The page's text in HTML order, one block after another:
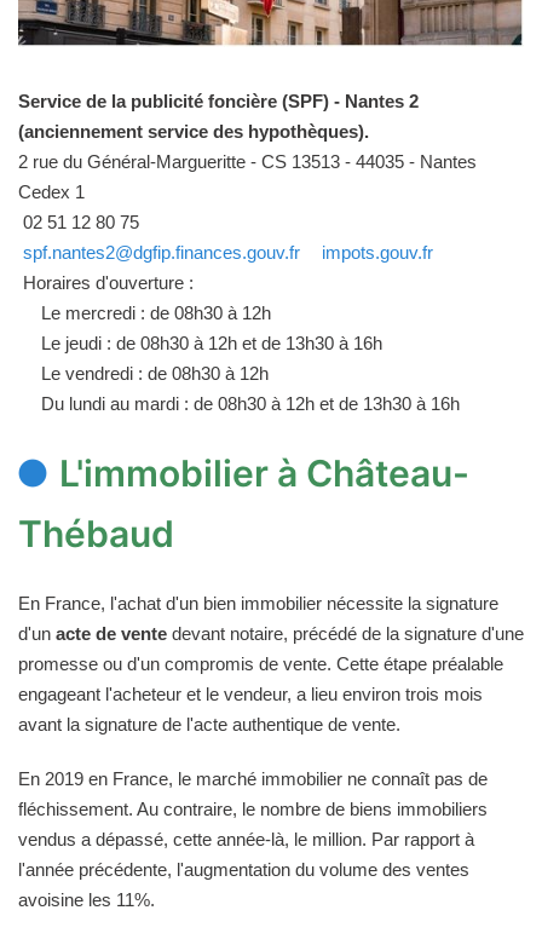
Service de la publicité foncière (SPF) - Nantes 2
(anciennement service des hypothèques).
2 rue du Général-Margueritte - CS 13513 - 44035 - Nantes
Cedex 1
02 51 12 80 75
spf.nantes2@dgfip.finances.gouv.fr
impots.gouv.fr
Horaires d'ouverture :
Le mercredi : de 08h30 à 12h
Le jeudi : de 08h30 à 12h et de 13h30 à 16h
Le vendredi : de 08h30 à 12h
Du lundi au mardi : de 08h30 à 12h et de 13h30 à 16h
L'immobilier à Château-
Thébaud
En France, l'achat d'un bien immobilier nécessite la signature
d'un acte de vente devant notaire, précédé de la signature d'une
promesse ou d'un compromis de vente. Cette étape préalable
engageant l'acheteur et le vendeur, a lieu environ trois mois
avant la signature de l'acte authentique de vente.
En 2019 en France, le marché immobilier ne connaît pas de
fléchissement. Au contraire, le nombre de biens immobiliers
vendus a dépassé, cette année-là, le million. Par rapport à
l'année précédente, l'augmentation du volume des ventes
avoisine les 11%.